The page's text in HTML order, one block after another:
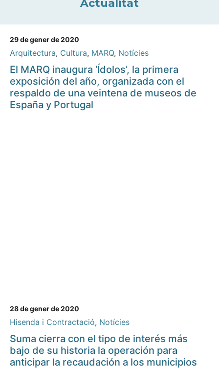
Actualitat
29 de gener de 2020
Arquitectura, Cultura, MARQ, Notícies
El MARQ inaugura ‘Ídolos’, la primera
exposición del año, organizada con el
respaldo de una veintena de museos de
España y Portugal
28 de gener de 2020
Hisenda i Contractació, Notícies
Suma cierra con el tipo de interés más
bajo de su historia la operación para
anticipar la recaudación a los municipios